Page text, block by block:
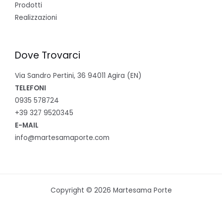
Prodotti
Realizzazioni
Dove Trovarci
Via Sandro Pertini, 36 94011 Agira (EN)
TELEFONI
0935 578724
+39 327 9520345
E-MAIL
info@martesamaporte.com
Copyright © 2026 Martesama Porte